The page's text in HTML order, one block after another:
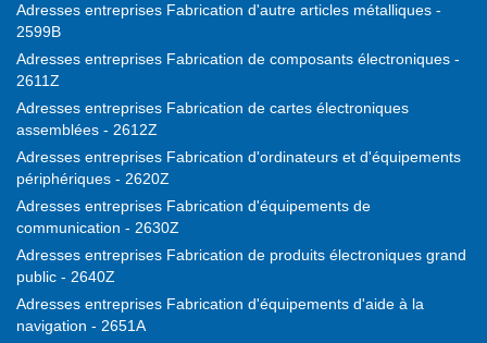
Adresses entreprises Fabrication d'autre articles métalliques -
2599B
Adresses entreprises Fabrication de composants électroniques -
2611Z
Adresses entreprises Fabrication de cartes électroniques
assemblées - 2612Z
Adresses entreprises Fabrication d'ordinateurs et d'équipements
périphériques - 2620Z
Adresses entreprises Fabrication d'équipements de
communication - 2630Z
Adresses entreprises Fabrication de produits électroniques grand
public - 2640Z
Adresses entreprises Fabrication d'équipements d'aide à la
navigation - 2651A